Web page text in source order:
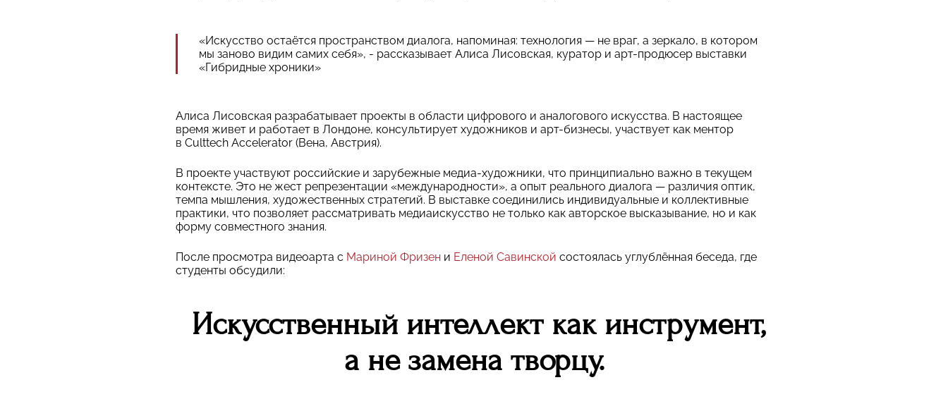
«Искусство остаётся пространством диалога, напоминая: технология — не враг, а зеркало, в котором
мы заново видим самих себя», - рассказывает Алиса Лисовская, куратор и арт-продюсер выставки
«Гибридные хроники»
Алиса Лисовская разрабатывает проекты в области цифрового и аналогового искусства. В настоящее
время живет и работает в Лондоне, консультирует художников и арт-бизнесы, участвует как ментор
в Culttech Accelerator (Вена, Австрия).
В проекте участвуют российские и зарубежные медиа-художники, что принципиально важно в текущем
контексте. Это не жест репрезентации «международности», а опыт реального диалога — различия оптик,
темпа мышления, художественных стратегий. В выставке соединились индивидуальные и коллективные
практики, что позволяет рассматривать медиаискусство не только как авторское высказывание, но и как
форму совместного знания.
После просмотра видеоарта с Мариной Фризен и Еленой Савинской состоялась углублённая беседа, где
студенты обсудили:
Искусственный интеллект как инструмент,
а не замена творцу.